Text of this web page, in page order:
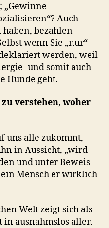
„Gewinne
Auch
haben, bezahlen
wenn Sie „nur“
werden, weil
und somit auch
Hunde geht.
verstehen, woher
uns alle zukommt,
in Aussicht, „wird
und unter Beweis
Mensch er wirklich
Welt zeigt sich als
ausnahmslos allen